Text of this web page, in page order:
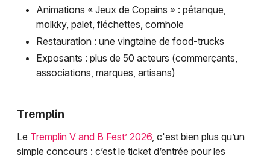
Animations « Jeux de Copains » : pétanque,
mölkky, palet, fléchettes, cornhole
Restauration : une vingtaine de food-trucks
Exposants : plus de 50 acteurs (commerçants,
associations, marques, artisans)
Tremplin
Le Tremplin V and B Fest’ 2026, c'est bien plus qu’un
simple concours : c’est le ticket d’entrée pour les